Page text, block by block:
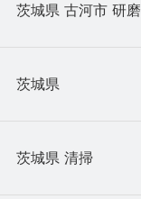
茨城県 古河市 研磨
茨城県
茨城県 清掃